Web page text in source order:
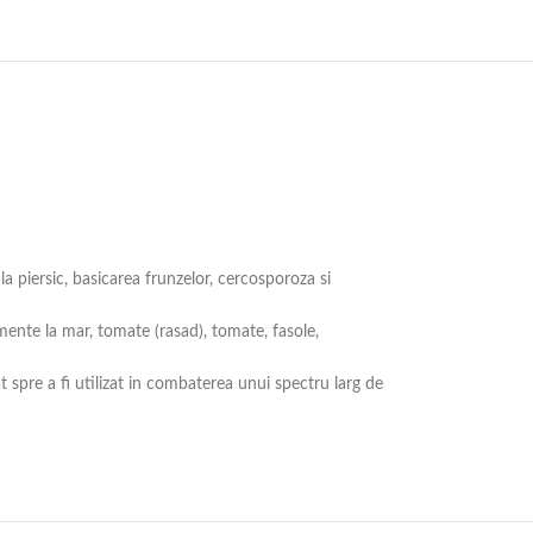
piersic, basicarea frunzelor, cercosporoza si
la mar, tomate (rasad), tomate, fasole,
spre a fi utilizat in combaterea unui spectru larg de